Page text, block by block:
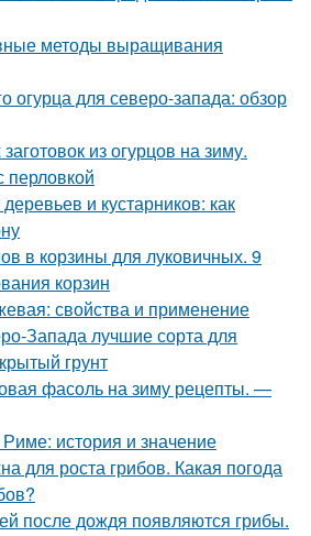
методы выращивания
огурца для северо-запада: обзор
из огурцов на зиму.
перловкой
и кустарников: как
в корзины для луковичных. 9
корзин
свойства и применение
Запада лучшие сорта для
грунт
фасоль на зиму рецепты. —
история и значение
для роста грибов. Какая погода
после дождя появляются грибы.